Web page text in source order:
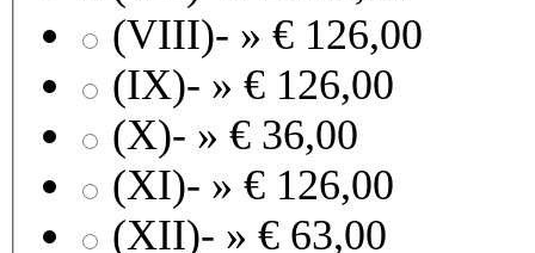
(VIII)- » € 126,00
(IX)- » € 126,00
(X)- » € 36,00
(XI)- » € 126,00
(XII)- » € 63,00